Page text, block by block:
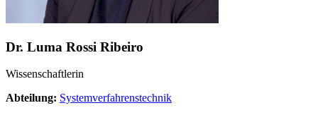
Dr. Luma Rossi Ribeiro
Wissenschaftlerin
Abteilung: Systemverfahrenstechnik